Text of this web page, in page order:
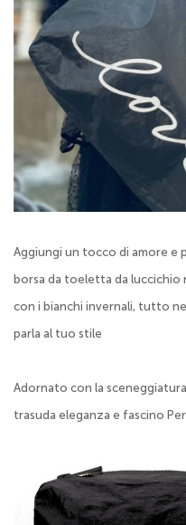
Aggiungi un tocco di amore e
borsa da toeletta da
con i bianchi invernali, tutto
parla al tuo stile
Adornato con la
trasuda eleganza e fascino